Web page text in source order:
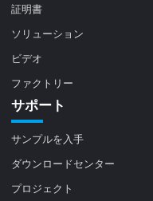
証明書
ソリューション
ビデオ
ファクトリー
サポート
サンプルを入手
ダウンロードセンター
プロジェクト